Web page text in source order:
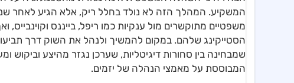
המשקיע. המהלך הזה לא נולד בחלל ריק, אלא הגיע לאחר
משפטיים מתוקשרים מול ענקיות כמו ריפל, בייננס
הסטייקינג שלהם. במקום להמשיך ולנהל את השוק דרך
שמבחינה בין סחורות דיגיטליות, שערכן נגזר מהיצע וביקוש
המבוססת על מאמצי הנהלה של יזמים.